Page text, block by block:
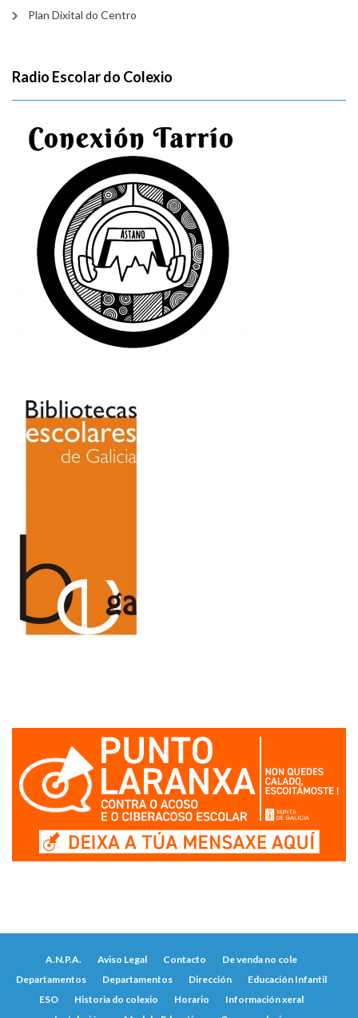
Plan Dixital do Centro
Radio Escolar do Colexio
A.N.P.A. Aviso Legal Contacto
De venda no cole
Departamentos
Departamentos Dirección
Educación Infantil
ESO
Historia do colexio Horario
Información xeral